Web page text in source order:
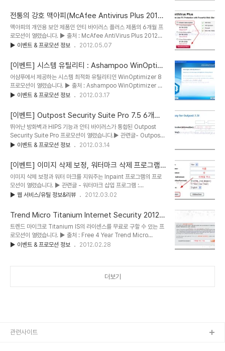
하고 있습니다. 이번에 소개할 프로모션도 러시아의 대표 보안 제품인
카스퍼스키의 맥용 제품입니다. 맥용 카스퍼스키 안티 바이러스 제품
은 클라우드 진단(KSN) 및 휴리스틱 등 시그니처 진단이 모두 포함되
어 있고, 웹사이트 위험 평가 기능 등 PC 환경의 그것과 매우 유사하
나 행동 기반 진단 항목은 존재하지 않습니다. 프로모션 라이센스는 6
라면 해당 프로..
전통의 강호 맥아피(McAfee Antivirus Plus 2012)
6개월 무료 라이센스 프로모션
맥아피의 개인용 보안 제품인 안티 바이러스 플러스 제품의 6개월 프
로모션이 열렸습니다. ▶ 출처 : McAfee AntiVirus Plus 2012
Free License 맥아피는 현재 인텔에 인수되었지만 시만텍과 함께
보안 업체였습니다. 업체명과 동일한 이름의 맥아피 제품은 인텔에 인
수된 이후에도 꾸준히 서비스되고 있으며, 국내에서도 국내 대기업 생
산 PC나 노트북에 번들로 포함되기도 하는 등 꾸준히 사용자를 만들
어내고 있는 외국 제품 중 하나입니다. 이번 프로모션은 개인용 하위
제품군에 속한 Plus 제품이지만, 방화벽이 포함되어 있어 타 제품의
모션 참여를 위..
▶ 이벤트 & 프로모션 정보 2012.05.07
[이벤트] 시스템 유틸리티 : Ashampoo WinOptimi
zer 8 무료 라이센스
어샴푸에서 제공하는 시스템 최적화 유틸리티인 WinOptimizer 8
프로모션이 열렸습니다. ▶ 출처 : Ashampoo WinOptimizer 8
Free Full Version Key 어샴푸는 매우 다양한 시스템 유틸리티를
거나 프로모션을 정기적으로 열고 있습니다. 이번 프로모션은 시스템
최적화 프로그램인 WinOptimizer 8에 대한 것입니다. 최신 버전은
9버전이지만 8버전과 큰 차이가 나는 것이 아니어서 무료로 사용한다
생각하면 상당히 뛰어난 제품이라 할 수 있습니다. 참고로 이번 프로모
션은 만기 시간까지 현재 15시간 좀 넘게 남아있습니다. 이미 끝난 프
참..
▶ 이벤트 & 프로모션 정보 2012.03.17
[이벤트] Outpost Security Suite Pro 7.5 6개월
무료 라이센스
뛰어난 방화벽과 HIPS 기능과 안티 바이러스가 통합된 Outpost
Security Suite Pro 프로모션이 열렸습니다.▶ 관련글- Outpost
Security Suite 7 Free 리뷰 (6) - 총 평- Outpost Firewall
Pro 7.5 Free 6 Months Serial License Code작년 말에 1년짜
리 프로모션이 열렸는데 이번에는 6개월짜리 프로모션이 열렸습니다.
지난 프로모션에 참여 못한 분들인 이 프로모션을 이용하면 될 듯 합니
다.러시아 국적의 보안 업체인 Agnitum의 Outpost는 뛰어난 방화
벽과 HIPS 기능으로 유명합니다. 여기에 바이러스 버스터 제품의 엔
▶ 이벤트 & 프로모션 정보 2012.03.14
[이벤트] 이미지 삭제 보정, 워터마크 삭제 프로그램 -
Inpaint 3.1 무료 라이센스
이미지 삭제 보정과 워터 마크를 지워주는 Inpaint 프로그램의 프로
모션이 열렸습니다. ▶ 관련글 - 워터마크 삽입 프로그램 :
Watermark Studio 3.1 pro ▶ 출처 : Free Inpaint For
해야할 때가 있습니다. 그렇다고 포토샵에서 고난이도(+노가다성) 작
업을 하자니 하는 방법도 모르겠고, 시간도 부족할 때, 이를 전문적으
로 해주는 프로그램이 있다면 상당히 편리할 것입니다. 이번 프로모션
에서 제공하는 Inpaint 3.1은 위와 같은 상황에서 적절하게 사용할 수
있는 프로그램입니다. 물론 사람이 직접 작업할 때처럼 거의 완벽한 원
▶ 웹 서비스/유틸 정보&리뷰 2012.03.02
Trend Micro Titanium Internet Security 2012
무료 라이센스 구하기 (4년 예상 + 6개월)
트렌드 마이크로 Titanium IS의 라이센스를 무료로 구할 수 있는 프
로모션이 열렸습니다. ▶ 출처 : Free 4 Year Trend Micro
Titanium Internet Security 2012 Licenses 현재 본사가 일본
스가 공개된 것으로 보입니다. 그러다보니 정확한 라이센스 기한이 알
▶ 이벤트 & 프로모션 정보 2012.02.28
더보기
관련사이트